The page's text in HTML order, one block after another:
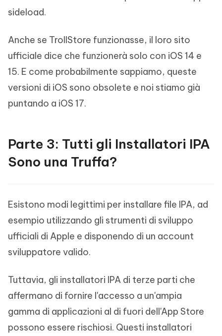
sideload.
Anche se TrollStore funzionasse, il loro sito
ufficiale dice che funzionerà solo con iOS 14 e
15. E come probabilmente sappiamo, queste
versioni di iOS sono obsolete e noi stiamo già
puntando a iOS 17.
Parte 3: Tutti gli Installatori IPA
Sono una Truffa?
Esistono modi legittimi per installare file IPA, ad
esempio utilizzando gli strumenti di sviluppo
ufficiali di Apple e disponendo di un account
sviluppatore valido.
Tuttavia, gli installatori IPA di terze parti che
affermano di fornire l'accesso a un'ampia
gamma di applicazioni al di fuori dell'App Store
possono essere rischiosi. Questi installatori